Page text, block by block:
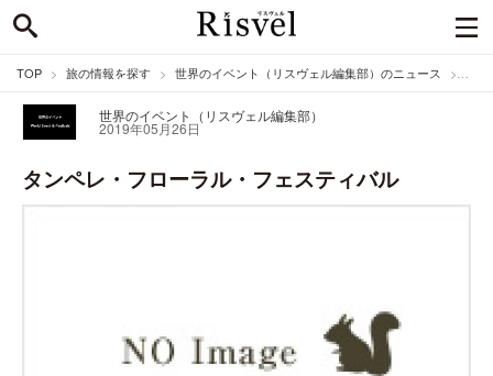
TOP 旅の情報を探す 世界のイベント（リスヴェル編集部）のニュース
世界のイベント（リスヴェル編集部）
2019年05月26日
タンペレ・フローラル・フェスティバル